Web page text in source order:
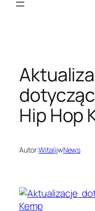
Hip Hop
Autor:WitalijwNews